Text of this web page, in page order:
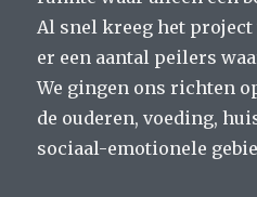
Al snel kreeg het
er een aantal peilers
We gingen ons richten
de ouderen, voeding,
sociaal-emotionele